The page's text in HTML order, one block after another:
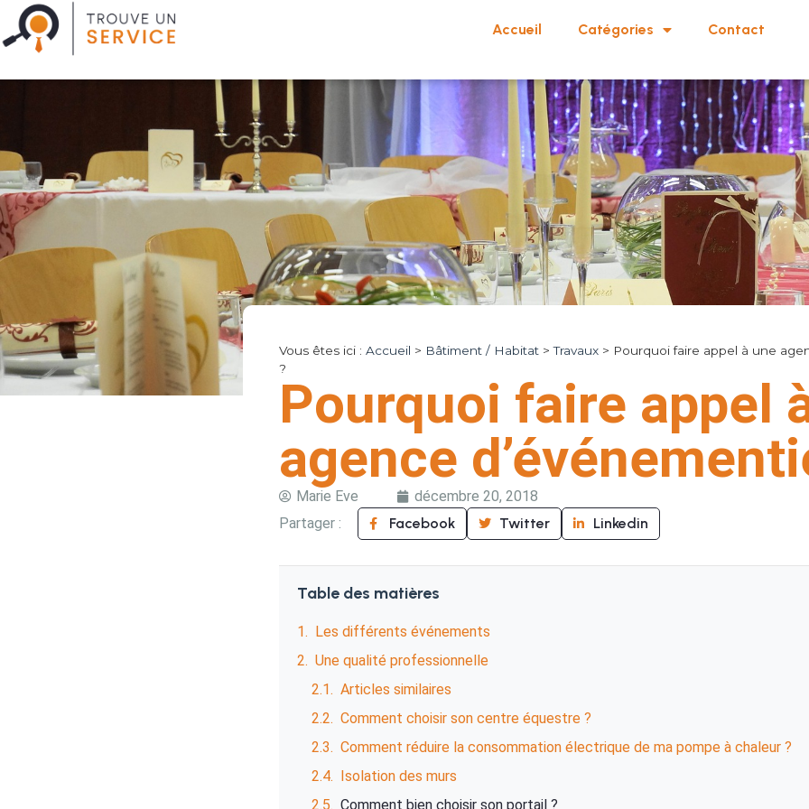
Accueil Catégories Contact
Vous êtes ici : Accueil > Bâtiment / Habitat>Travaux> Pourquoi faire appel à une
?
Pourquoi faire appel
agence
Marie Eve
décembre 20, 2018
Partager :
Facebook Twitter Linkedin
Table des matières
Les différents événements
Une qualité professionnelle
Articles similaires
Comment choisir son centre équestre ?
Comment réduire la consommation électrique de ma pompe à chaleur ?
Isolation des murs
Comment bien choisir son portail ?